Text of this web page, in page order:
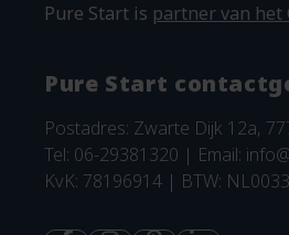
Pure Start is partner van het
Pure Start
Postadres: Zwarte Dijk 12a,
Tel: 06-29381320 | Email:
KvK: 78196914 | BTW: